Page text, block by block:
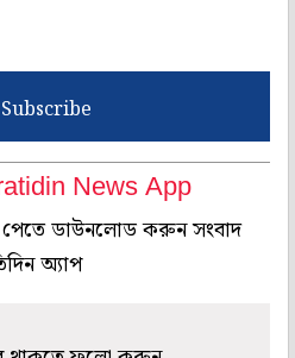
Subscribe
News App
ডাউনলোড করুন সংবাদ
অ্যাপ